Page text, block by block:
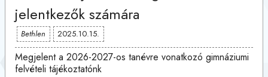
jelentkezők számára
Bethlen 2025.10.15.
Megjelent a 2026-2027-os tanévre vonatkozó gimnáziumi
felvételi tájékoztatónk